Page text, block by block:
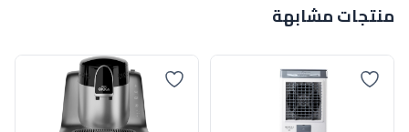
منتجات مشابهة